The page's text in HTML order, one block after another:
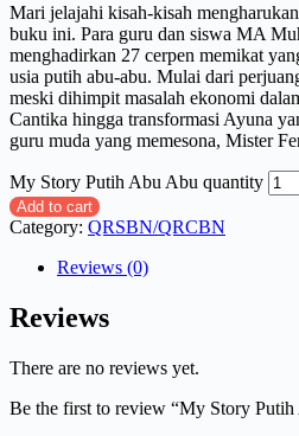
Mari jelajahi kisah-kisah
buku ini. Para guru dan siswa MA
menghadirkan 27 cerpen memikat
usia putih abu-abu. Mulai dari
meski dihimpit masalah ekonomi
Cantika hingga transformasi Ayuna
guru muda yang memesona, Mister
My Story Putih Abu Abu quantity
Add to cart
Category: QRSBN/QRCBN
Reviews (0)
Reviews
There are no reviews yet.
Be the first to review “My Story